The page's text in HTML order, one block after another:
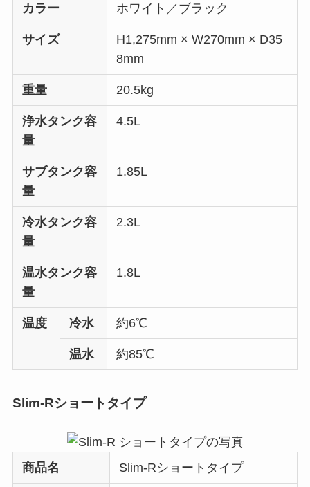
カラー ホワイト／ブラック
サイズ
H1,275mm × W270mm × D35
8mm
重量 20.5kg
浄水タンク容
量
4.5L
サブタンク容
量
1.85L
冷水タンク容
量
2.3L
温水タンク容
量
1.8L
温度 冷水 約6℃
温水 約85℃
Slim-Rショートタイプ
商品名 Slim-Rショートタイプ